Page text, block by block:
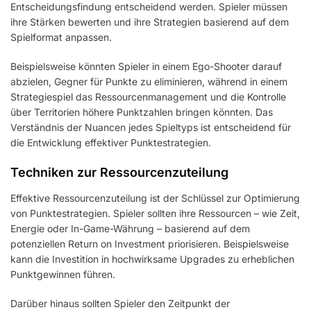
Entscheidungsfindung entscheidend werden. Spieler müssen
ihre Stärken bewerten und ihre Strategien basierend auf dem
Spielformat anpassen.
Beispielsweise könnten Spieler in einem Ego-Shooter darauf
abzielen, Gegner für Punkte zu eliminieren, während in einem
Strategiespiel das Ressourcenmanagement und die Kontrolle
über Territorien höhere Punktzahlen bringen könnten. Das
Verständnis der Nuancen jedes Spieltyps ist entscheidend für
die Entwicklung effektiver Punktestrategien.
Techniken zur Ressourcenzuteilung
Effektive Ressourcenzuteilung ist der Schlüssel zur Optimierung
von Punktestrategien. Spieler sollten ihre Ressourcen – wie Zeit,
Energie oder In-Game-Währung – basierend auf dem
potenziellen Return on Investment priorisieren. Beispielsweise
kann die Investition in hochwirksame Upgrades zu erheblichen
Punktgewinnen führen.
Darüber hinaus sollten Spieler den Zeitpunkt der